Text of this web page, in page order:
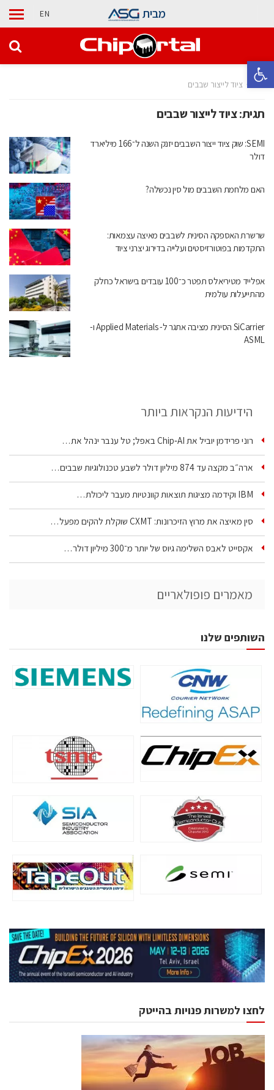
פתח סרגל נגישות
מבית EN
בית ציוד לייצור שבבים
תגית:ציוד לייצור שבבים
SEMI: שוק ציוד ייצור השבבים יזנק השנה ל־166 מיליארד
דולר
האם מלחמת השבבים מול סין נכשלה?
שרשרת האספקה הסינית לשבבים מאיצה עצמאות:
התקדמות בפוטורזיסטים ועלייה בדירוג יצרני ציוד
אפלייד מטיריאלס תפטר כ־100 עובדים בישראל כחלק
מהתייעלות עולמית
SiCarrier הסינית מציבה אתגר ל- Applied Materials ו-
ASML
הידיעות הנקראות ביותר
רוני פרידמן יוביל את Chip‑AI באפל; טל ענבר ינהל את…
ארה״ב מקצה עד 874 מיליון דולר לשבע טכנולוגיות שבבים…
IBM וקידמה מציגות תוצאות קוונטיות מעבר ליכולת…
סין מאיצה את מרוץ הזיכרונות: CXMT שוקלת להקים מפעל…
אקסייט לאבס השלימה גיוס של יותר מ־300 מיליון דולר…
מאמרים פופולאריים
השותפים שלנו
לחצו למשרות פנויות בהייטק